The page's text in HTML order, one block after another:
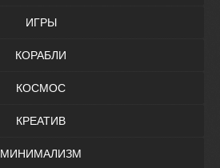
ИГРЫ
КОРАБЛИ
КОСМОС
КРЕАТИВ
МИНИМАЛИЗМ